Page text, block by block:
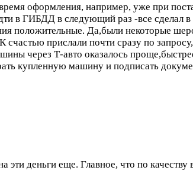
оформления, например, уже при
в ГИБДД в следующий раз -все сделал
положительные. Да,были некоторые
прислали почти сразу по
через Т-авто оказалось
купленную машину и подписать
деньги еще. Главное, что по